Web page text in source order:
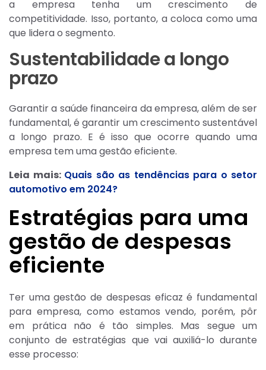
a empresa tenha um crescimento de
competitividade. Isso, portanto, a coloca como uma
que lidera o segmento.
Sustentabilidade a longo
prazo
Garantir a saúde financeira da empresa, além de ser
fundamental, é garantir um crescimento sustentável
a longo prazo. E é isso que ocorre quando uma
empresa tem uma gestão eficiente.
Leia mais: Quais são as tendências para o setor
automotivo em 2024?
Estratégias para uma
gestão de despesas
eficiente
Ter uma gestão de despesas eficaz é fundamental
para empresa, como estamos vendo, porém, pôr
em prática não é tão simples. Mas segue um
conjunto de estratégias que vai auxiliá-lo durante
esse processo: